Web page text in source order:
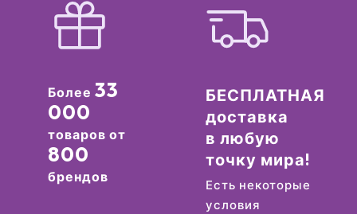
Более 33
000
товаров от
800
брендов
БЕСПЛАТНАЯ
доставка
в любую
точку мира!
Есть некоторые
условия